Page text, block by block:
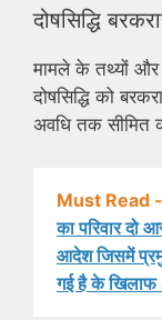
दोषसिद्धि
मामले के तथ्यों और
दोषसिद्धि को
अवधि तक सीमित
Must Read -
का परिवार दो
आदेश जिसमें
गई है के खिलाफ